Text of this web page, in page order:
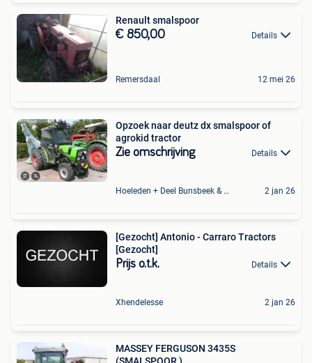
Renault smalspoor
€ 850,00 Details
Remersdaal 12 mei 26
Opzoek naar deutz dx smalspoor of
agrokid tractor
Zie omschrijving Details
Hoeleden + Deel Bunsbeek & Sint-Magriete-Houtem 2 jan 26
[Gezocht] Antonio - Carraro Tractors
[Gezocht]
Prijs o.t.k. Details
Xhendelesse 2 jan 26
MASSEY FERGUSON 3435S